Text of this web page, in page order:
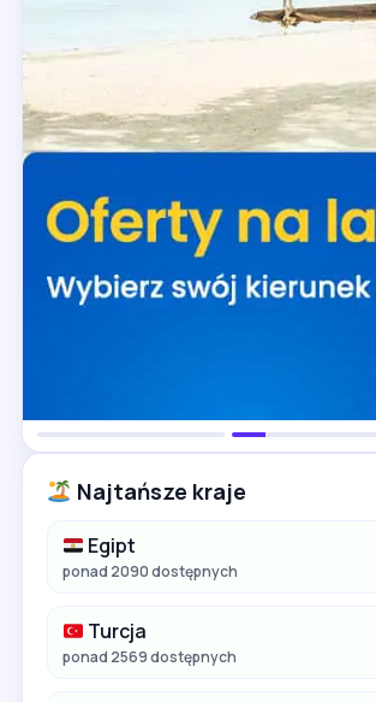
Najtańsze kraje
Egipt
ponad 2090 dostępnych
Turcja
ponad 2569 dostępnych